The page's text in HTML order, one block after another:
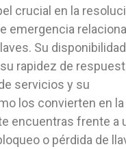
crucial en la
emergencia
Su
rapidez de
servicios y su
los convierten en
encuentras frente a
o pérdida de